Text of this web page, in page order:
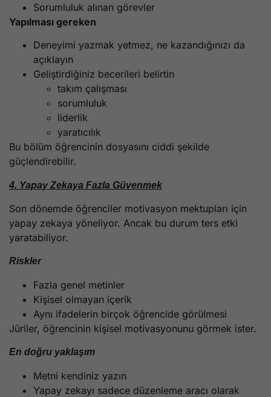
Sorumluluk alınan görevler
Yapılması gereken
Deneyimi yazmak yetmez, ne kazandığınızı da
açıklayın
Geliştirdiğiniz becerileri belirtin
takım çalışması
sorumluluk
liderlik
yaratıcılık
Bu bölüm öğrencinin dosyasını ciddi şekilde
güçlendirebilir.
4. Yapay Zekaya Fazla Güvenmek
Son dönemde öğrenciler motivasyon mektupları için
yapay zekaya yöneliyor. Ancak bu durum ters etki
yaratabiliyor.
Riskler
Fazla genel metinler
Kişisel olmayan içerik
Aynı ifadelerin birçok öğrencide görülmesi
Jüriler, öğrencinin kişisel motivasyonunu görmek ister.
En doğru yaklaşım
Metni kendiniz yazın
Yapay zekayı sadece düzenleme aracı olarak